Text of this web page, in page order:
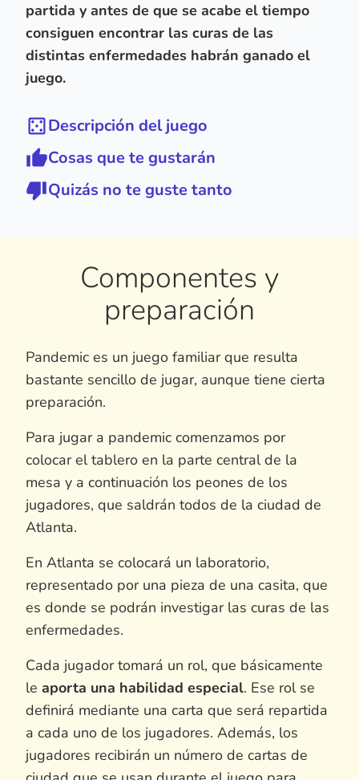
partida y antes de que se acabe el tiempo
consiguen encontrar las curas de las
distintas enfermedades habrán ganado el
juego.
Descripción del juego
Cosas que te gustarán
Quizás no te guste tanto
Componentes y
preparación
Pandemic es un juego familiar que resulta
bastante sencillo de jugar, aunque tiene cierta
preparación.
Para jugar a pandemic comenzamos por
colocar el tablero en la parte central de la
mesa y a continuación los peones de los
jugadores, que saldrán todos de la ciudad de
Atlanta.
En Atlanta se colocará un laboratorio,
representado por una pieza de una casita, que
es donde se podrán investigar las curas de las
enfermedades.
Cada jugador tomará un rol, que básicamente
le aporta una habilidad especial. Ese rol se
definirá mediante una carta que será repartida
a cada uno de los jugadores. Además, los
jugadores recibirán un número de cartas de